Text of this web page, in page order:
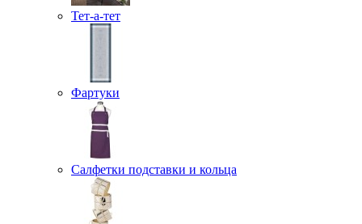
Тет-а-тет
Фартуки
Салфетки подставки и кольца